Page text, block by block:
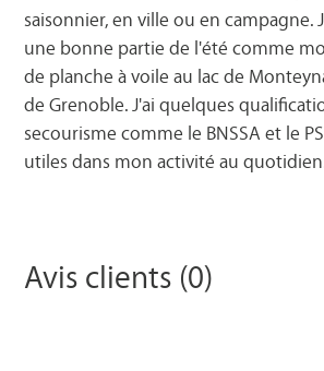
saisonnier, en ville ou en campagne.
une bonne partie de l'été comme
de planche à voile au lac de
de Grenoble. J'ai quelques
secourisme comme le BNSSA et le
utiles dans mon activité au
Avis clients (0)